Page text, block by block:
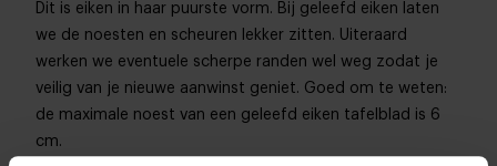
Dit is eiken in haar puurste vorm. Bij geleefd eiken laten
we de noesten en scheuren lekker zitten. Uiteraard
werken we eventuele scherpe randen wel weg zodat je
veilig van je nieuwe aanwinst geniet. Goed om te weten:
de maximale noest van een geleefd eiken tafelblad is 6
cm.